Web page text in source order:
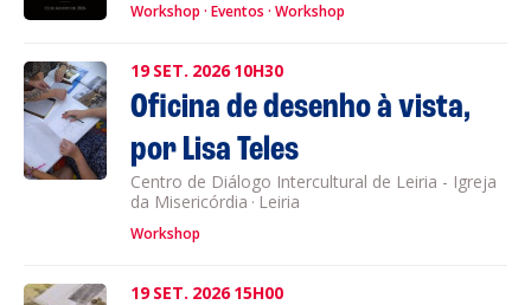
Workshop Eventos Workshop
19 SET. 2026 10H30
Oficina de desenho à vista,
por Lisa Teles
Centro de Diálogo Intercultural de Leiria - Igreja
da Misericórdia · Leiria
Workshop
19 SET. 2026 15H00